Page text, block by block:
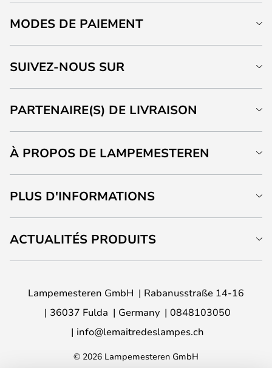
MODES DE PAIEMENT
SUIVEZ-NOUS SUR
PARTENAIRE(S) DE LIVRAISON
À PROPOS DE LAMPEMESTEREN
PLUS D'INFORMATIONS
ACTUALITÉS PRODUITS
Lampemesteren GmbH
Rabanusstraße 14-16
36037 Fulda
Germany
0848103050
info@lemaitredeslampes.ch
© 2026 Lampemesteren GmbH